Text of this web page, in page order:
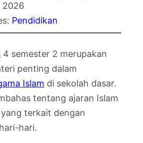
2026
Pendidikan
4 semester 2 merupakan
penting dalam
Islam di sekolah dasar.
tentang ajaran Islam
terkait dengan
hari.